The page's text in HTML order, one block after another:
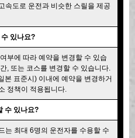
속도로 운전과 비슷한 스릴을 제공
있나요?
부에 따라 예약을 변경할 수 있습
, 또는 코스를 변경할 수 있습니다.
본 표준시) 이내에 예약을 변경하거
정책이 적용됩니다.
수 있나요?
는 최대 6명의 운전자를 수용할 수